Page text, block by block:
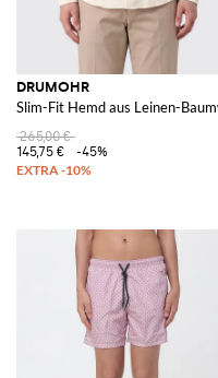
DRUMOHR
Slim-Fit Hemd aus Leinen-
265,00 €
145,75 €
-45%